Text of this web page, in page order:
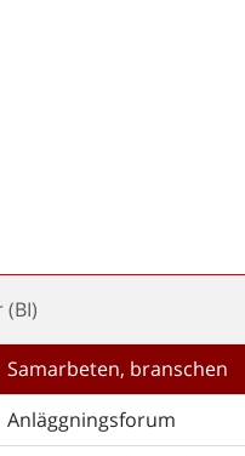
Samarbeten, branschen
Anläggningsforum